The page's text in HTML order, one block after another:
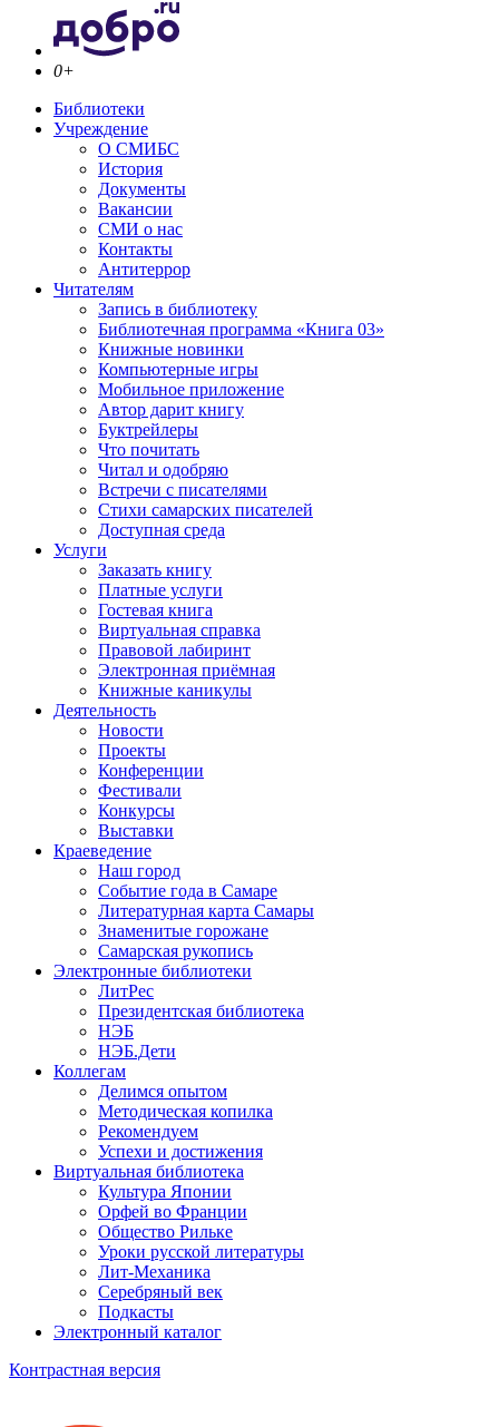
0+
Библиотеки
Учреждение
О СМИБС
История
Документы
Вакансии
СМИ о нас
Контакты
Антитеррор
Читателям
Запись в библиотеку
Библиотечная программа «Книга 03»
Книжные новинки
Компьютерные игры
Мобильное приложение
Автор дарит книгу
Буктрейлеры
Что почитать
Читал и одобряю
Встречи с писателями
Стихи самарских писателей
Доступная среда
Услуги
Заказать книгу
Платные услуги
Гостевая книга
Виртуальная справка
Правовой лабиринт
Электронная приёмная
Книжные каникулы
Деятельность
Новости
Проекты
Конференции
Фестивали
Конкурсы
Выставки
Краеведение
Наш город
Событие года в Самаре
Литературная карта Самары
Знаменитые горожане
Самарская рукопись
Электронные библиотеки
ЛитРес
Президентская библиотека
НЭБ
НЭБ.Дети
Коллегам
Делимся опытом
Методическая копилка
Рекомендуем
Успехи и достижения
Виртуальная библиотека
Культура Японии
Орфей во Франции
Общество Рильке
Уроки русской литературы
Лит-Механика
Серебряный век
Подкасты
Электронный каталог
Контрастная версия